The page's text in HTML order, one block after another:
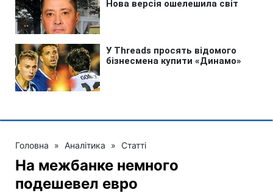
Головна » Аналітика » Статті
На межбанке немного
подешевел евро